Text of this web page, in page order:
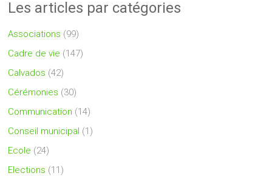
Les articles par catégories
Associations (99)
Cadre de vie (147)
Calvados (42)
Cérémonies (30)
Communication (14)
Conseil municipal (1)
Ecole (24)
Elections (11)